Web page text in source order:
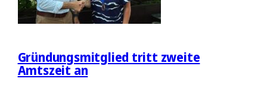
Gründungsmitglied tritt zweite
Amtszeit an